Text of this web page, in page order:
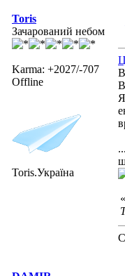
Toris
Зачарований небом
Karma: +2027/-707
Offline
Toris.Україна
«